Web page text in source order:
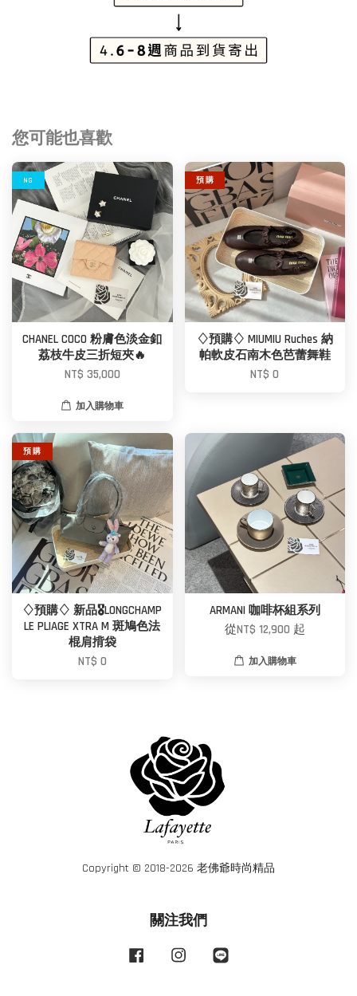
您可能也喜歡
NG
CHANEL COCO 粉膚色淡金釦
荔枝牛皮三折短夾🔥
NT$ 35,000
加入購物車
預 購
♢預購♢ MIUMIU Ruches 納
帕軟皮石南木色芭蕾舞鞋
NT$ 0
預 購
♢預購♢ 新品🎖️LONGCHAMP
LE PLIAGE XTRA M 斑鳩色法
棍肩揹袋
NT$ 0
ARMANI 咖啡杯組系列
從NT$ 12,900 起
加入購物車
Copyright © 2018-2026 老佛爺時尚精品
關注我們
Facebook Instagram